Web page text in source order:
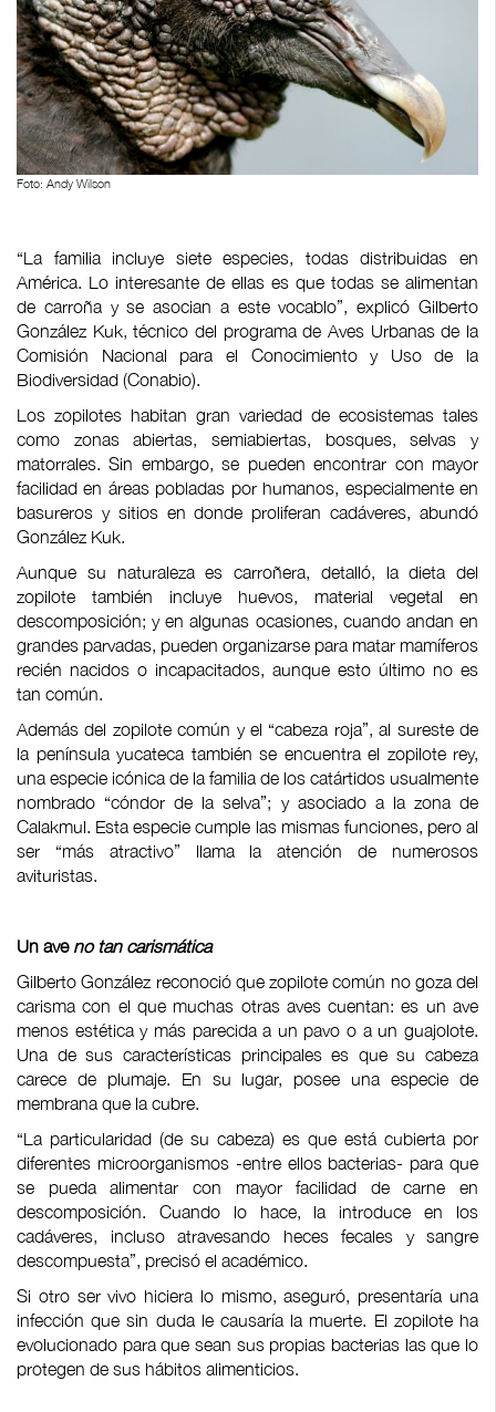
Foto: Andy Wilson
“La familia incluye siete especies, todas distribuidas en
América. Lo interesante de ellas es que todas se alimentan
de carroña y se asocian a este vocablo”, explicó Gilberto
González Kuk, técnico del programa de Aves Urbanas de la
Comisión Nacional para el Conocimiento y Uso de la
Biodiversidad (Conabio).
Los zopilotes habitan gran variedad de ecosistemas tales
como zonas abiertas, semiabiertas, bosques, selvas y
matorrales. Sin embargo, se pueden encontrar con mayor
facilidad en áreas pobladas por humanos, especialmente en
basureros y sitios en donde proliferan cadáveres, abundó
González Kuk.
Aunque su naturaleza es carroñera, detalló, la dieta del
zopilote también incluye huevos, material vegetal en
descomposición; y en algunas ocasiones, cuando andan en
grandes parvadas, pueden organizarse para matar mamíferos
recién nacidos o incapacitados, aunque esto último no es
tan común.
Además del zopilote común y el “cabeza roja”, al sureste de
la península yucateca también se encuentra el zopilote rey,
una especie icónica de la familia de los catártidos usualmente
nombrado “cóndor de la selva”; y asociado a la zona de
Calakmul. Esta especie cumple las mismas funciones, pero al
ser “más atractivo” llama la atención de numerosos
avituristas.
Un ave no tan carismática
Gilberto González reconoció que zopilote común no goza del
carisma con el que muchas otras aves cuentan: es un ave
menos estética y más parecida a un pavo o a un guajolote.
Una de sus características principales es que su cabeza
carece de plumaje. En su lugar, posee una especie de
membrana que la cubre.
“La particularidad (de su cabeza) es que está cubierta por
diferentes microorganismos -entre ellos bacterias- para que
se pueda alimentar con mayor facilidad de carne en
descomposición. Cuando lo hace, la introduce en los
cadáveres, incluso atravesando heces fecales y sangre
descompuesta”, precisó el académico.
Si otro ser vivo hiciera lo mismo, aseguró, presentaría una
infección que sin duda le causaría la muerte. El zopilote ha
evolucionado para que sean sus propias bacterias las que lo
protegen de sus hábitos alimenticios.